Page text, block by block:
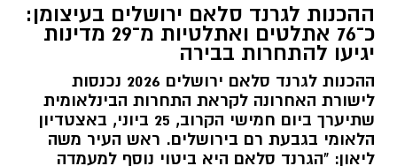
קיץ ספורטיבי בירושלים: במשך שמונה ימים תהפוך
ירושלים לבירת ההתעמלות של ישראל, כאשר
מיטב המתעמלות והמתעמלים מכל רחבי הארץ
יתחרו באליפויות ישראל בענפי ההתעמלות השונים.
השנה, לראשונה, יתקיימו האליפויות לצד תחרויות
ההתעמלות של משחקי המכביה ה־22, בהשתתפות
ההכנות לגרנד סלאם ירושלים בעיצומן:
כ־76 אתלטים ואתלטיות מ־29 מדינות
יגיעו להתחרות בבירה
ההכנות לגרנד סלאם ירושלים 2026 נכנסות
לישורת האחרונה לקראת התחרות הבינלאומית
שתיערך ביום חמישי הקרוב, 25 ביוני, באצטדיון
הלאומי בגבעת רם בירושלים. ראש העיר משה
ליאון: "הגרנד סלאם היא ביטוי נוסף למעמדה